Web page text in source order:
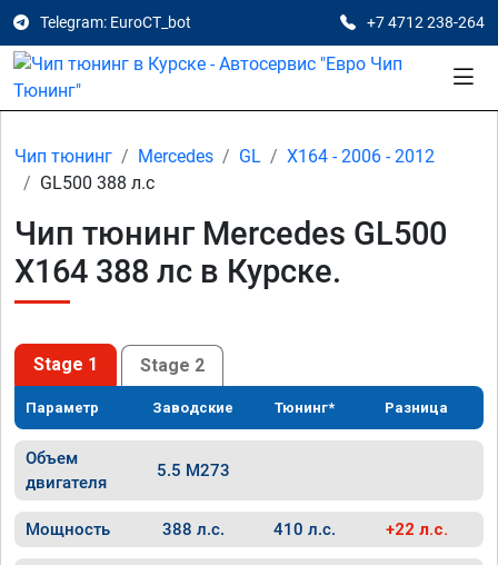
Telegram: EuroCT_bot +7 4712 238-264
Чип тюнинг Mercedes GL
X164 - 2006 - 2012
GL500 388 л.с
Чип тюнинг Mercedes GL500
X164 388 лс в Курске.
Stage 1 Stage 2
Параметр Заводские Тюнинг* Разница
Объем
двигателя
5.5 M273
Мощность 388 л.с. 410 л.с. +22 л.с.